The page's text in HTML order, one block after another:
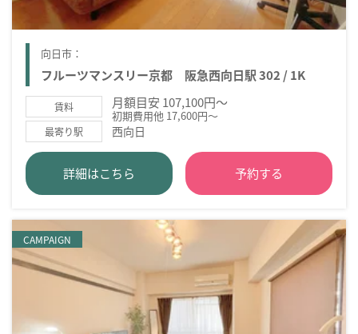
向日市：
フルーツマンスリー京都 阪急西向日駅 302 / 1K
賃料 月額目安 107,100円～
初期費用他 17,600円～
最寄り駅 西向日
詳細はこちら 予約する
CAMPAIGN